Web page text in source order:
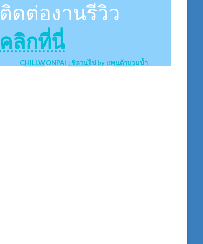
ติดต่องานรีวิว
คลิกที่นี่
CHILLWONPAI : ชิลวนไป by แพนด้าบวมน้ำ